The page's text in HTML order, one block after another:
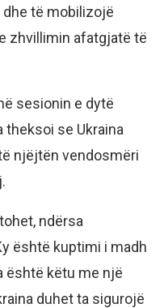
dhe të mobilizojë
zhvillimin afatgjatë të
sesionin e dytë
theksoi se Ukraina
njëjtën vendosmëri
ndërsa
është kuptimi i madh
është këtu me një
duhet ta sigurojë